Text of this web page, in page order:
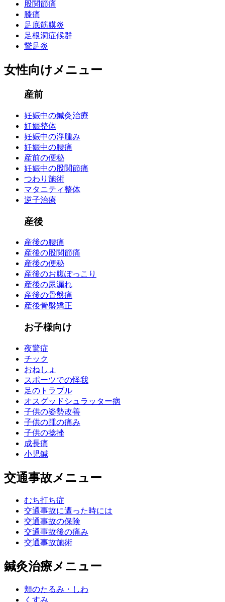
股関節痛
膝痛
足底筋膜炎
足根洞症候群
鵞足炎
女性向けメニュー
産前
妊娠中の鍼灸治療
妊娠整体
妊娠中の浮腫み
妊娠中の腰痛
産前の便秘
妊娠中の股関節痛
つわり施術
マタニティ整体
逆子治療
産後
産後の腰痛
産後の股関節痛
産後の便秘
産後のお腹ぽっこり
産後の尿漏れ
産後の骨盤痛
産後骨盤矯正
お子様向け
夜驚症
チック
おねしょ
スポーツでの怪我
足のトラブル
オスグッドシュラッター病
子供の姿勢改善
子供の踵の痛み
子供の捻挫
成長痛
小児鍼
交通事故メニュー
むち打ち症
交通事故に遭った時には
交通事故の保険
交通事故後の痛み
交通事故施術
鍼灸治療メニュー
頬のたるみ・しわ
くすみ